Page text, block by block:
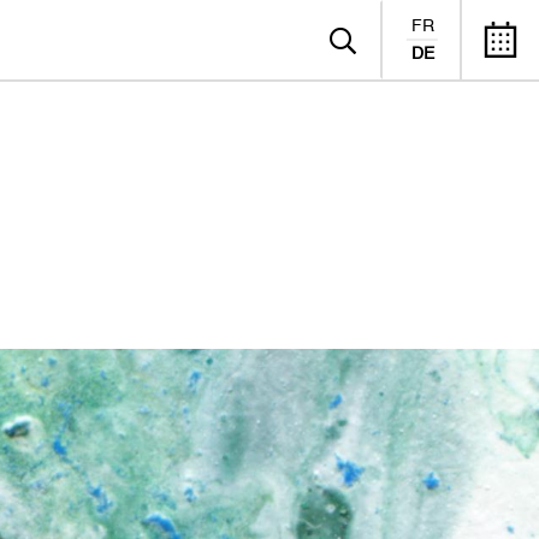
FR
DE